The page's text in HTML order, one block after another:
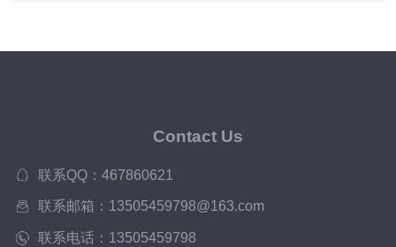
Contact Us
联系QQ：467860621
联系邮箱：13505459798@163.com
联系电话：13505459798